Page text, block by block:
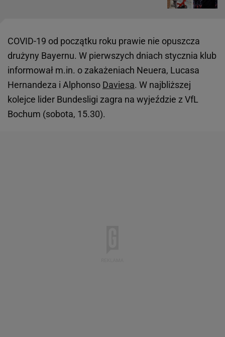
COVID-19 od początku roku prawie nie opuszcza
drużyny Bayernu. W pierwszych dniach stycznia klub
informował m.in. o zakażeniach Neuera, Lucasa
Hernandeza i Alphonso Daviesa. W najbliższej
kolejce lider Bundesligi zagra na wyjeździe z VfL
Bochum (sobota, 15.30).